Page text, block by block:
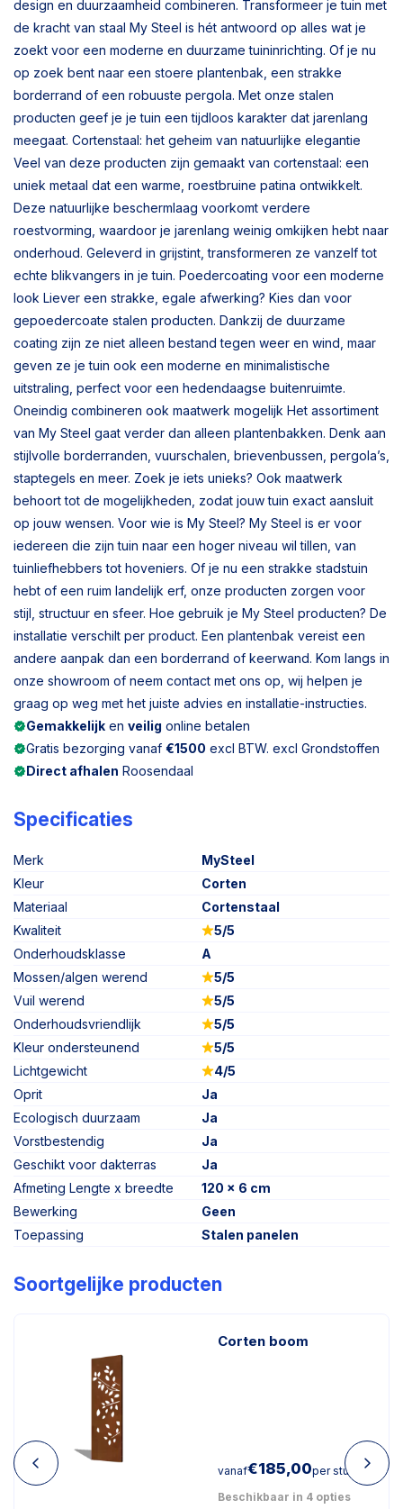
design en duurzaamheid combineren. Transformeer je tuin met
de kracht van staal My Steel is hét antwoord op alles wat je
zoekt voor een moderne en duurzame tuininrichting. Of je nu
op zoek bent naar een stoere plantenbak, een strakke
borderrand of een robuuste pergola. Met onze stalen
producten geef je je tuin een tijdloos karakter dat jarenlang
meegaat. Cortenstaal: het geheim van natuurlijke elegantie
Veel van deze producten zijn gemaakt van cortenstaal: een
uniek metaal dat een warme, roestbruine patina ontwikkelt.
Deze natuurlijke beschermlaag voorkomt verdere
roestvorming, waardoor je jarenlang weinig omkijken hebt naar
onderhoud. Geleverd in grijstint, transformeren ze vanzelf tot
echte blikvangers in je tuin. Poedercoating voor een moderne
look Liever een strakke, egale afwerking? Kies dan voor
gepoedercoate stalen producten. Dankzij de duurzame
coating zijn ze niet alleen bestand tegen weer en wind, maar
geven ze je tuin ook een moderne en minimalistische
uitstraling, perfect voor een hedendaagse buitenruimte.
Oneindig combineren ook maatwerk mogelijk Het assortiment
van My Steel gaat verder dan alleen plantenbakken. Denk aan
stijlvolle borderranden, vuurschalen, brievenbussen, pergola’s,
staptegels en meer. Zoek je iets unieks? Ook maatwerk
behoort tot de mogelijkheden, zodat jouw tuin exact aansluit
op jouw wensen. Voor wie is My Steel? My Steel is er voor
iedereen die zijn tuin naar een hoger niveau wil tillen, van
tuinliefhebbers tot hoveniers. Of je nu een strakke stadstuin
hebt of een ruim landelijk erf, onze producten zorgen voor
stijl, structuur en sfeer. Hoe gebruik je My Steel producten? De
installatie verschilt per product. Een plantenbak vereist een
andere aanpak dan een borderrand of keerwand. Kom langs in
onze showroom of neem contact met ons op, wij helpen je
graag op weg met het juiste advies en installatie-instructies.
Gemakkelijk en veilig online betalen
Gratis bezorging vanaf €1500 excl BTW. excl Grondstoffen
Direct afhalen Roosendaal
Specificaties
Merk
MySteel
Kleur
Corten
Materiaal
Cortenstaal
Kwaliteit
5/5
Onderhoudsklasse
A
Mossen/algen werend
5/5
Vuil werend
5/5
Onderhoudsvriendlijk
5/5
Kleur ondersteunend
5/5
Lichtgewicht
4/5
Oprit
Ja
Ecologisch duurzaam
Ja
Vorstbestendig
Ja
Geschikt voor dakterras
Ja
Afmeting Lengte x breedte
120 x 6 cm
Bewerking
Geen
Toepassing
Stalen panelen
Soortgelijke producten
Corten boom
vanaf€185,00per stuk
Beschikbaar in 4 opties